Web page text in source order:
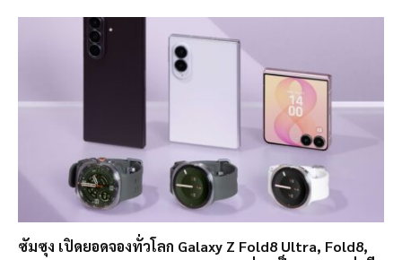
ซัมซุง เปิดยอดจองทั่วโลก Galaxy Z Fold8 Ultra, Fold8,